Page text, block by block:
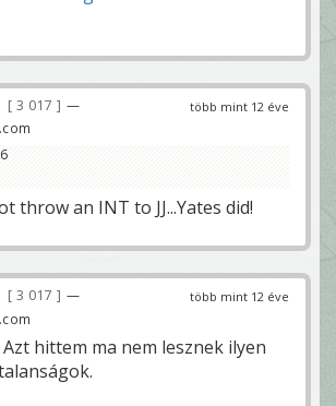
több mint 12 éve
3 017
—
throw an INT to JJ...Yates did!
több mint 12 éve
3 017
—
Azt hittem ma nem lesznek ilyen